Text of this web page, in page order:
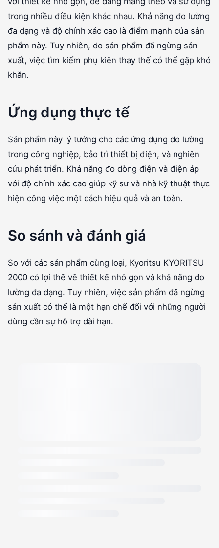
trong nhiều điều kiện khác nhau. Khả năng đo lường
đa dạng và độ chính xác cao là điểm mạnh của sản
phẩm này. Tuy nhiên, do sản phẩm đã ngừng sản
xuất, việc tìm kiếm phụ kiện thay thế có thể gặp khó
khăn.
Ứng dụng thực tế
Sản phẩm này lý tưởng cho các ứng dụng đo lường
trong công nghiệp, bảo trì thiết bị điện, và nghiên
cứu phát triển. Khả năng đo dòng điện và điện áp
với độ chính xác cao giúp kỹ sư và nhà kỹ thuật thực
hiện công việc một cách hiệu quả và an toàn.
So sánh và đánh giá
So với các sản phẩm cùng loại, Kyoritsu KYORITSU
2000 có lợi thế về thiết kế nhỏ gọn và khả năng đo
lường đa dạng. Tuy nhiên, việc sản phẩm đã ngừng
sản xuất có thể là một hạn chế đối với những người
dùng cần sự hỗ trợ dài hạn.